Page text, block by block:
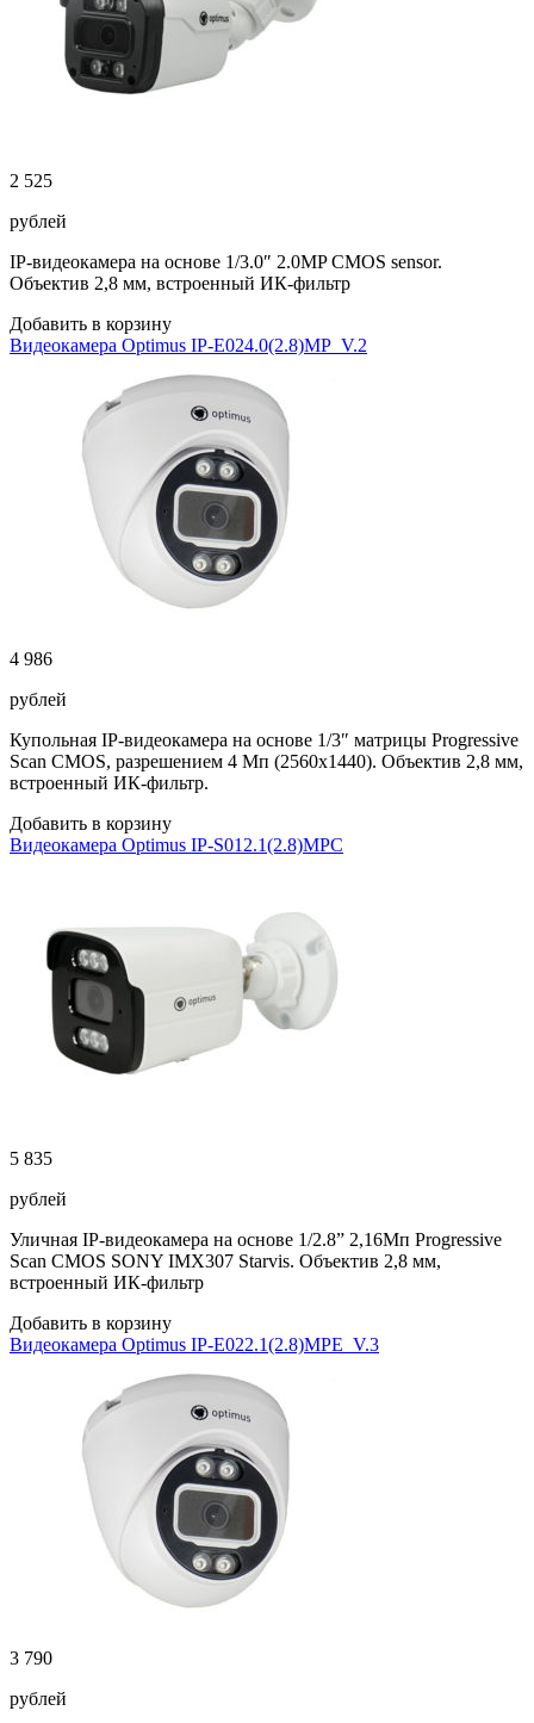
2 525
рублей
IP-видеокамера на основе 1/3.0″ 2.0MP CMOS sensor.
Объектив 2,8 мм, встроенный ИК-фильтр
Добавить в корзину
Видеокамера Optimus IP-E024.0(2.8)MP_V.2
4 986
рублей
Купольная IP-видеокамера на основе 1/3″ матрицы Progressive
Scan CMOS, разрешением 4 Мп (2560х1440). Объектив 2,8 мм,
встроенный ИК-фильтр.
Добавить в корзину
Видеокамера Optimus IP-S012.1(2.8)MPC
5 835
рублей
Уличная IP-видеокамера на основе 1/2.8” 2,16Мп Progressive
Scan CMOS SONY IMX307 Starvis. Объектив 2,8 мм,
встроенный ИК-фильтр
Добавить в корзину
Видеокамера Optimus IP-E022.1(2.8)MPE_V.3
3 790
рублей